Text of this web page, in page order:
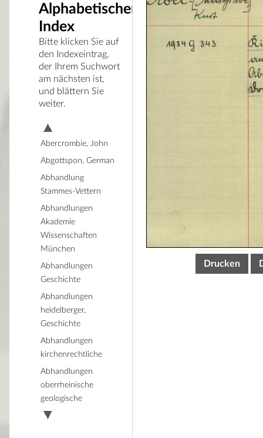
Drucken
Alphabetischer
Index
Bitte klicken Sie auf
den Indexeintrag,
der Ihrem Suchwort
am nächsten ist,
und blättern Sie
weiter.
Abercrombie, John
Abgottspon, German
Abhandlung
Stammes-Vettern
Abhandlungen
Akademie
Wissenschaften
München
Abhandlungen
Geschichte
Abhandlungen
heidelberger,
Geschichte
Abhandlungen
kirchenrechtliche
Abhandlungen
oberrheinische
geologische